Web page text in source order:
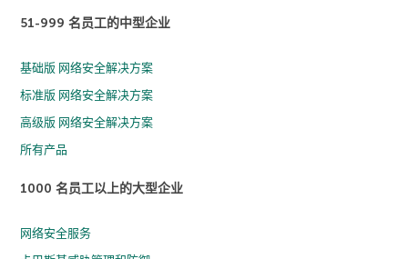
51-999 名员工的中型企业
基础版 网络安全解决方案
标准版 网络安全解决方案
高级版 网络安全解决方案
所有产品
1000 名员工以上的大型企业
网络安全服务